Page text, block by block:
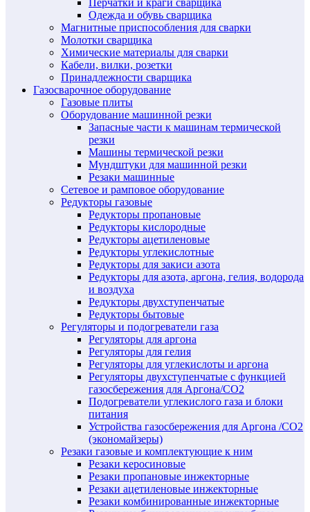
Перчатки и краги сварщика
Одежда и обувь сварщика
Магнитные приспособления для сварки
Молотки сварщика
Химические материалы для сварки
Кабели, вилки, розетки
Принадлежности сварщика
Газосварочное оборудование
Газовые плиты
Оборудование машинной резки
Запасные части к машинам термической
резки
Машины термической резки
Мундштуки для машинной резки
Резаки машинные
Сетевое и рамповое оборудование
Редукторы газовые
Редукторы пропановые
Редукторы кислородные
Редукторы ацетиленовые
Редукторы углекислотные
Редукторы для закиси азота
Редукторы для азота, аргона, гелия, водорода
и воздуха
Редукторы двухступенчатые
Редукторы бытовые
Регуляторы и подогреватели газа
Регуляторы для аргона
Регуляторы для гелия
Регуляторы для углекислоты и аргона
Регуляторы двухступенчатые c функцией
газосбережения для Аргона/СО2
Подогреватели углекислого газа и блоки
питания
Устройства газосбережения для Аргона /СО2
(экономайзеры)
Резаки газовые и комплектующие к ним
Резаки керосиновые
Резаки пропановые инжекторные
Резаки ацетиленовые инжекторные
Резаки комбинированные инжекторные